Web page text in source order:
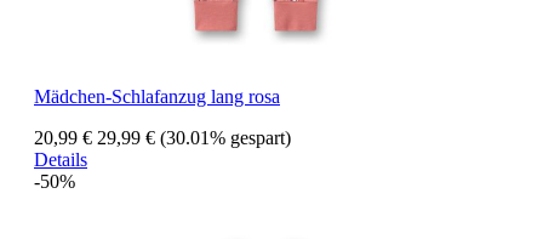
Mädchen-Schlafanzug lang rosa
20,99 € 29,99 € (30.01% gespart)
Details
-50%